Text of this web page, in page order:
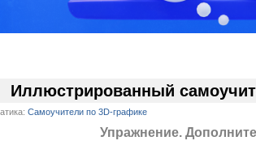
Иллюстрированный
Самоучители по 3D-графике
Упражнение.